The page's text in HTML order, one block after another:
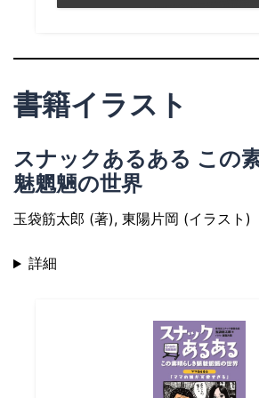
書籍イラスト
スナックあるある この
魅魍魎の世界
玉袋筋太郎 (著), 東陽片岡 (イラスト)
詳細